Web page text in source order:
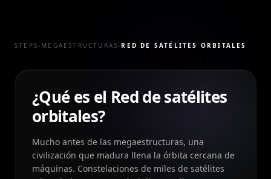
STEPS › MEGAESTRUCTURAS › RED DE SATÉLITES ORBITALES
¿Qué es el Red de satélites
orbitales?
Mucho antes de las megaestructuras, una
civilización que madura llena la órbita cercana de
máquinas. Constelaciones de miles de satélites